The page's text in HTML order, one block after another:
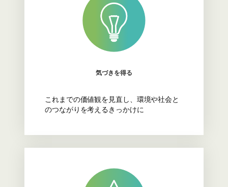
気づきを得る
これまでの価値観を見直し、環境や社会と
のつながりを考えるきっかけに